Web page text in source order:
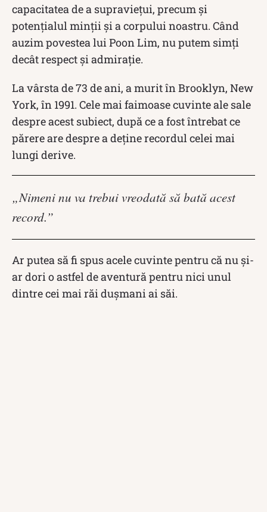
capacitatea de a supraviețui, precum și
potențialul minții și a corpului noastru. Când
auzim povestea lui Poon Lim, nu putem simți
decât respect și admirație.
La vârsta de 73 de ani, a murit în Brooklyn, New
York, în 1991. Cele mai faimoase cuvinte ale sale
despre acest subiect, după ce a fost întrebat ce
părere are despre a deține recordul celei mai
lungi derive.
„Nimeni nu va trebui vreodată să bată acest
record.”
Ar putea să fi spus acele cuvinte pentru că nu și-
ar dori o astfel de aventură pentru nici unul
dintre cei mai răi dușmani ai săi.